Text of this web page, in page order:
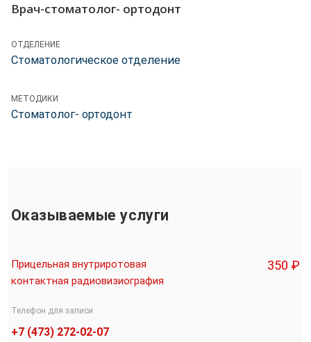
Врач-стоматолог- ортодонт
ОТДЕЛЕНИЕ
Стоматологическое отделение
МЕТОДИКИ
Стоматолог- ортодонт
Оказываемые услуги
Прицельная внутриротовая
контактная радиовизиография
350 ₽
Телефон для записи
+7 (473) 272-02-07